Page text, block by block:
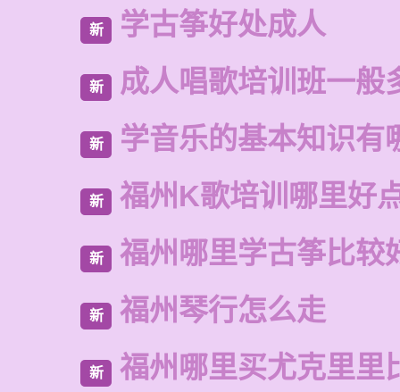
新 学古筝好处成人
新 成人唱歌培训班一般
新 学音乐的基本知识有
新 福州K歌培训哪里好
新 福州哪里学古筝比较
新 福州琴行怎么走
新 福州哪里买尤克里里